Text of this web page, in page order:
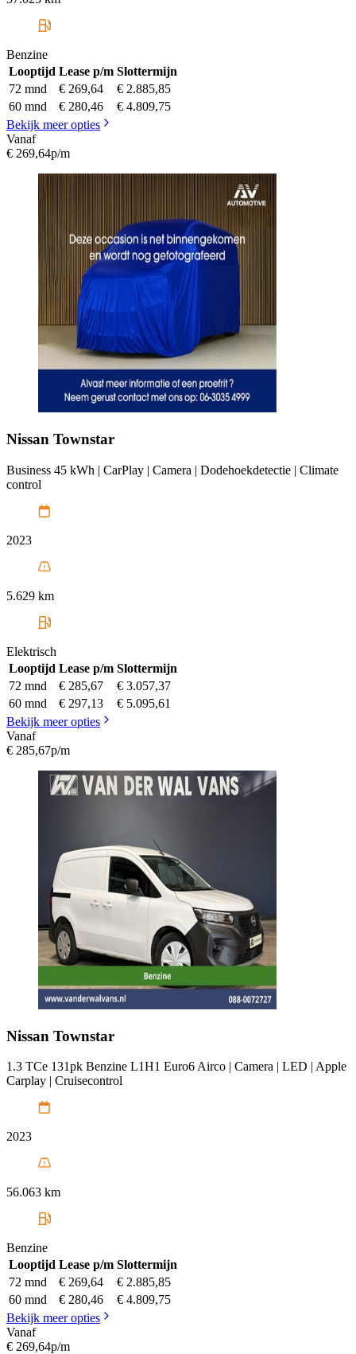
Benzine
Looptijd Lease p/m Slottermijn
72 mnd
€ 269,64
€ 2.885,85
60 mnd
€ 280,46
€ 4.809,75
Bekijk meer opties
Vanaf
€ 269,64p/m
Nissan Townstar
Business 45 kWh | CarPlay | Camera | Dodehoekdetectie | Climate
control
2023
5.629 km
Elektrisch
Looptijd Lease p/m Slottermijn
72 mnd
€ 285,67
€ 3.057,37
60 mnd
€ 297,13
€ 5.095,61
Bekijk meer opties
Vanaf
€ 285,67p/m
Nissan Townstar
1.3 TCe 131pk Benzine L1H1 Euro6 Airco | Camera | LED | Apple
Carplay | Cruisecontrol
2023
56.063 km
Benzine
Looptijd Lease p/m Slottermijn
72 mnd
€ 269,64
€ 2.885,85
60 mnd
€ 280,46
€ 4.809,75
Bekijk meer opties
Vanaf
€ 269,64p/m